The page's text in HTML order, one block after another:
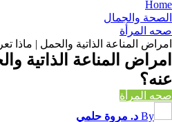
Home
الصحة والجمال
صحه المرأة
امراض المناعة الذاتية والحمل | ماذا
امراض المناعة الذاتية
عنه؟
صحه المرأة
By د. مروة حلمي